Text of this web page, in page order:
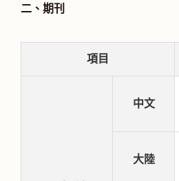
二、期刊
項目
中文
大陸